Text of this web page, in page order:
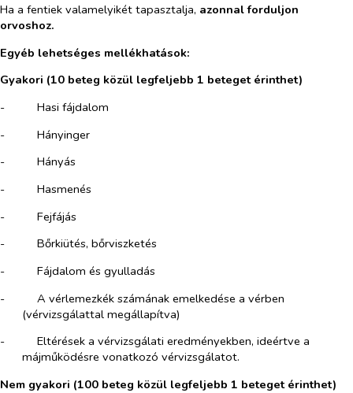
Ha a fentiek valamelyikét tapasztalja, azonnal forduljon
orvoshoz.
Egyéb lehetséges mellékhatások:
Gyakori (10 beteg közül legfeljebb 1 beteget érinthet)
-​
Hasi fájdalom
-​
Hányinger
-​
Hányás
-​
Hasmenés
-​
Fejfájás
-​
Bőrkiütés, bőrviszketés
-​
Fájdalom és gyulladás
-​
A vérlemezkék számának emelkedése a vérben
(vérvizsgálattal megállapítva)
-​
Eltérések a vérvizsgálati eredményekben, ideértve a
májműködésre vonatkozó vérvizsgálatot.
Nem gyakori (100 beteg közül legfeljebb 1 beteget érinthet)